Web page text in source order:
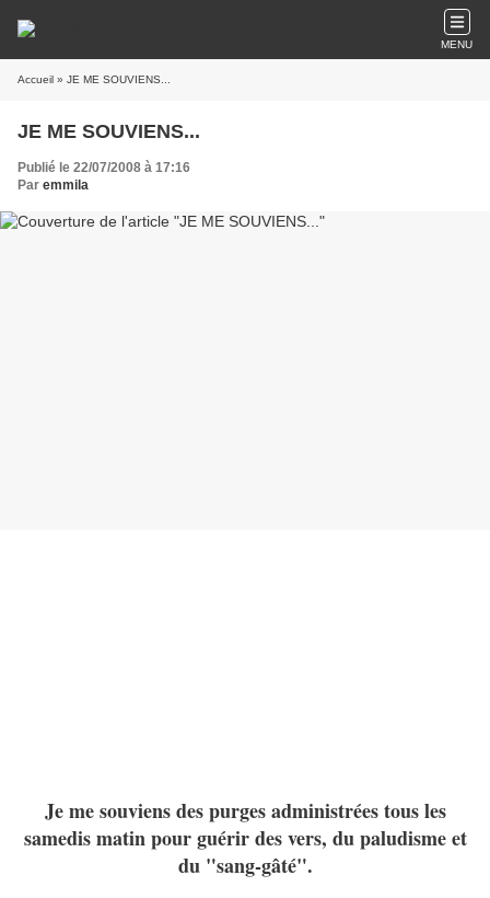
MENU
Accueil » JE ME SOUVIENS...
JE ME SOUVIENS...
Publié le 22/07/2008 à 17:16
Par emmila
Je me souviens des purges administrées tous les
samedis matin pour guérir des vers, du paludisme et
du "sang-gâté".